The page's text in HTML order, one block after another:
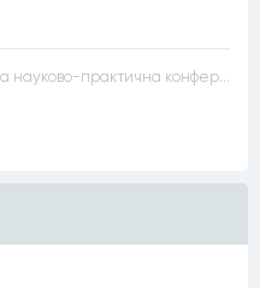
22 червня відбудеться Міжнародна науково-практична конференція “Конституційна демократія в умовах загроз територіальній цілісності та національній безпеці”